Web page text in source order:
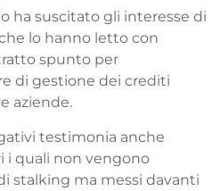
ha suscitato gli interesse di
lo hanno letto con
spunto per
di gestione dei crediti
aziende.
testimonia anche
i quali non vengono
stalking ma messi davanti